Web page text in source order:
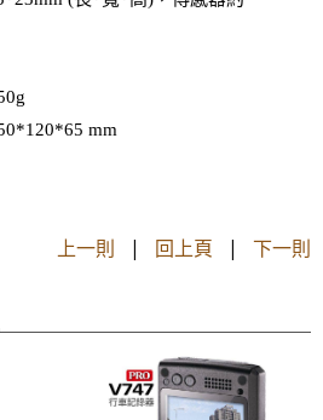
mm
上一則 | 回上頁 | 下一則